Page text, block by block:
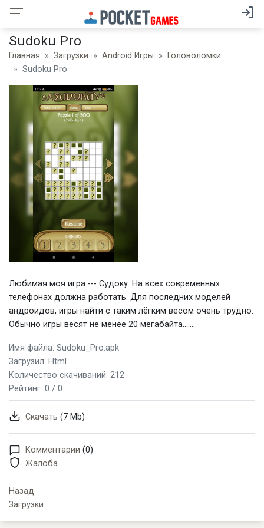
Sudoku Pro
Главная Загрузки Android Игры
Головоломки
Sudoku Pro
Любимая моя игра --- Судоку. На всех современных
телефонах должна работать. Для последних моделей
андроидов, игры найти с таким лёгким весом очень трудно.
Обычно игры весят не менее 20 мегабайта.......
Имя файла: Sudoku_Pro.apk
Загрузил: Html
Количество скачиваний: 212
Рейтинг: 0 / 0
Скачать (7 Mb)
Комментарии (0)
Жалоба
Назад
Загрузки